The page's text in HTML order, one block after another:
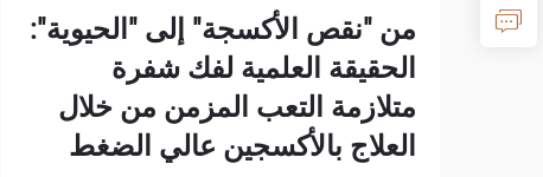
من "نقص الأكسجة" إلى "الحيوية":
الحقيقة العلمية لفك شفرة
متلازمة التعب المزمن من خلال
العلاج بالأكسجين عالي الضغط